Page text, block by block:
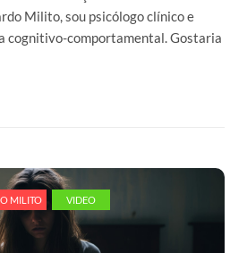
Milito, sou psicólogo clínico e
cognitivo-comportamental. Gostaria
MILITO VIDEO